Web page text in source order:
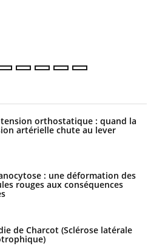
orthostatique : quand la
artérielle chute au lever
: une déformation des
rouges aux conséquences
de Charcot (Sclérose latérale